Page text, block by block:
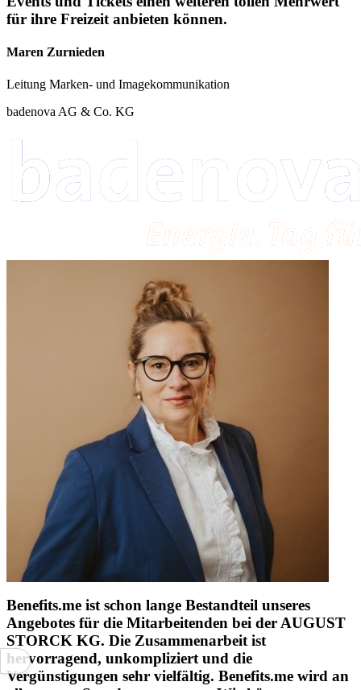
für ihre Freizeit anbieten können.
Maren Zurnieden
Leitung Marken- und Imagekommunikation
badenova AG & Co. KG
Benefits.me ist schon lange Bestandteil unseres
Angebotes für die Mitarbeitenden bei der AUGUST
STORCK KG. Die Zusammenarbeit ist
hervorragend, unkompliziert und die
Vergünstigungen sehr vielfältig. Benefits.me wird an